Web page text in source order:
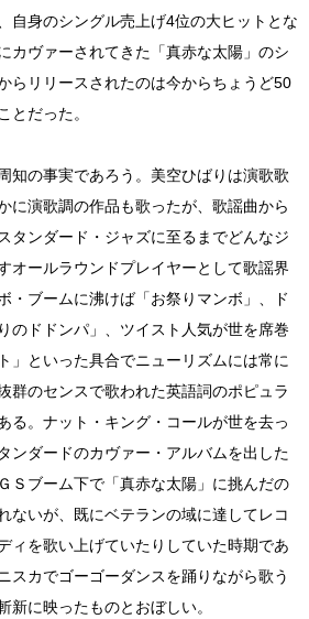
自身のシングル売上げ4位の大ヒットとな
カヴァーされてきた「真赤な太陽」のシ
らリリースされたのは今からちょうど50
とだった。
知の事実であろう。美空ひばりは演歌歌
に演歌調の作品も歌ったが、歌謡曲から
タンダード・ジャズに至るまでどんなジ
オールラウンドプレイヤーとして歌謡界
・ブームに沸けば「お祭りマンボ」、ド
のドドンパ」、ツイスト人気が世を席巻
」といった具合でニューリズムには常に
群のセンスで歌われた英語詞のポピュラ
る。ナット・キング・コールが世を去っ
ンダードのカヴァー・アルバムを出した
Ｓブーム下で「真赤な太陽」に挑んだの
ないが、既にベテランの域に達してレコ
ィを歌い上げていたりしていた時期であ
スカでゴーゴーダンスを踊りながら歌う
新に映ったものとおぼしい。